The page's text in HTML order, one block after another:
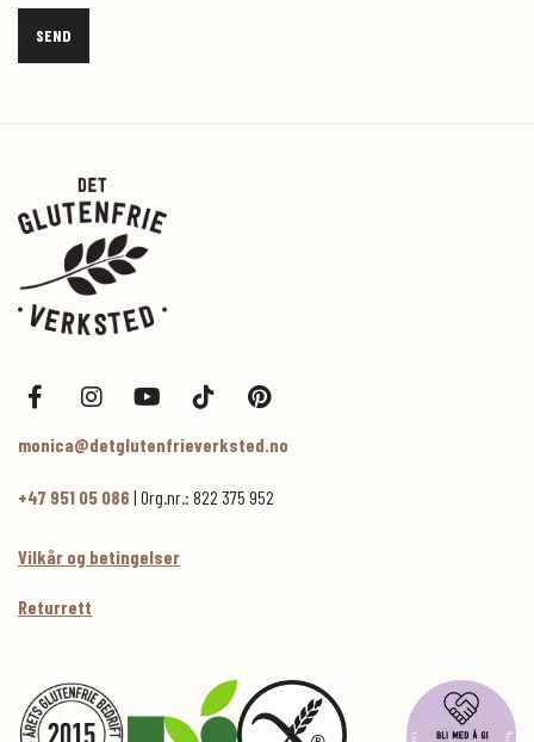
monica@detglutenfrieverksted.no
+47 951 05 086 | Org.nr.: 822 375 952
Vilkår og betingelser
Returrett